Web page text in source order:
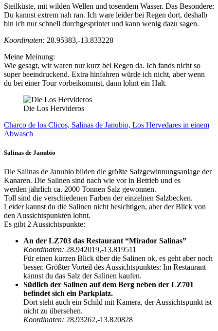
Steilküste, mit wilden Wellen und tosendem Wasser. Das Besondere:
Du kannst extrem nah ran. Ich ware leider bei Regen dort, deshalb
bin ich nur schnell durchgesprintet und kann wenig dazu sagen.
Koordinaten: 28.95383,-13.833228
Meine Meinung:
Wie gesagt, wir waren nur kurz bei Regen da. Ich fands nicht so
super beeindruckend. Extra hinfahren würde ich nicht, aber wenn
du bei einer Tour vorbeikommst, dann lohnt ein Halt.
Die Los Hervideros
Charco de los Clicos, Salinas de Janubio, Los Hervedares in einem
Abwasch
Salinas de Janubio
Die Salinas de Janubio bilden die größte Salzgewinnungsanlage der
Kanaren. Die Salinen sind nach wie vor in Betrieb und es
werden jährlich ca. 2000 Tonnen Salz gewonnen.
Toll sind die verschiedenen Farben der einzelnen Salzbecken.
Leider kannst du die Salinen nicht besichtigen, aber der Blick von
den Aussichtspunkten lohnt.
Es gibt 2 Aussichtspunkte:
An der LZ703 das Restaurant “Mirador Salinas”
Koordinaten: 28.942019,-13.819511
Für einen kurzen Blick über die Salinen ok, es geht aber noch
besser. Größter Vorteil des Aussichtspunktes: Im Restaurant
kannst du das Salz der Salinen kaufen.
Südlich der Salinen auf dem Berg neben der LZ701
befindet sich ein Parkplatz.
Dort steht auch ein Schild mit Kamera, der Aussichtspunkt ist
nicht zu übersehen.
Koordinaten: 28.93262,-13.820828